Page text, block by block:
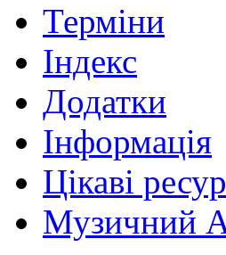
Терміни
Індекс
Додатки
Інформація
Цікаві
Музичний